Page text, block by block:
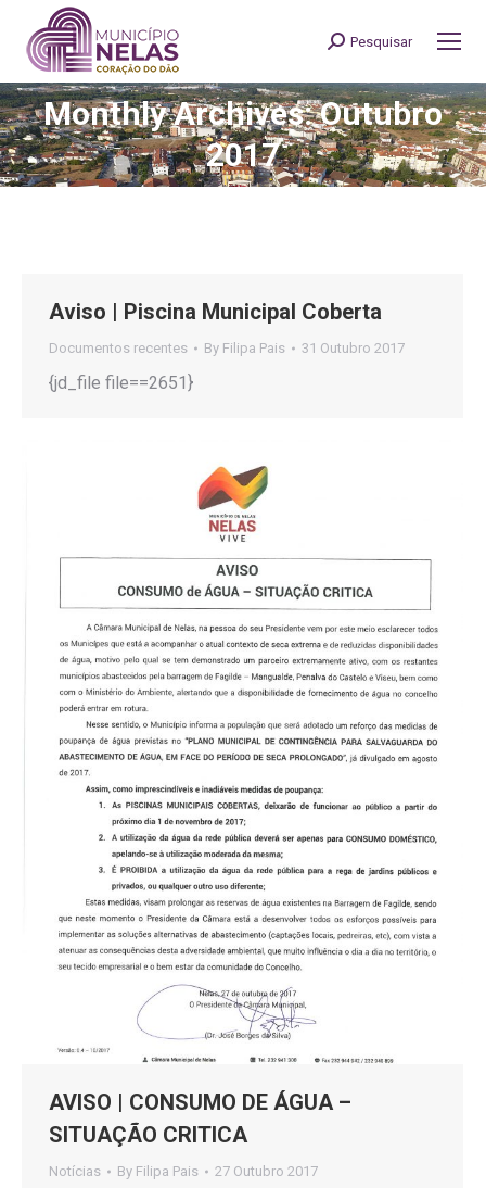
Search:
Pesquisar
Monthly Archives: Outubro
2017
You are here:
Aviso | Piscina Municipal Coberta
Documentos recentes By Filipa Pais 31 Outubro 2017
{jd_file file==2651}
AVISO | CONSUMO DE ÁGUA –
SITUAÇÃO CRITICA
Notícias By Filipa Pais 27 Outubro 2017